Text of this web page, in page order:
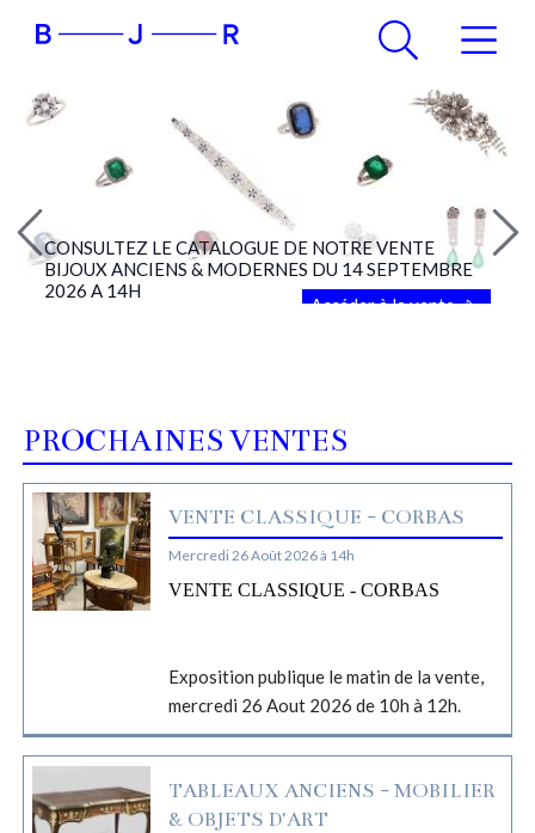
CONSULTEZ LE CATALOGUE DE NOTRE VENTE
BIJOUX ANCIENS & MODERNES DU 14 SEPTEMBRE
2026 A 14H
Accéder à la vente
PROCHAINES VENTES
VENTE CLASSIQUE - CORBAS
Mercredi 26 Août 2026 à 14h
VENTE CLASSIQUE - CORBAS
Exposition publique le matin de la vente,
mercredi 26 Aout 2026 de 10h à 12h.
TABLEAUX ANCIENS - MOBILIER
& OBJETS D'ART